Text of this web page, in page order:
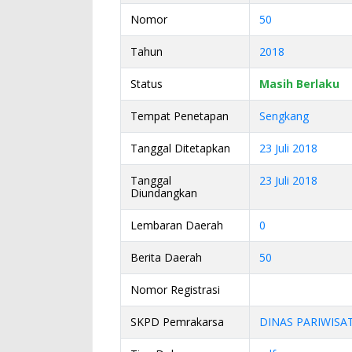
Nomor 50
Tahun 2018
Status Masih Berlaku
Tempat Penetapan Sengkang
Tanggal Ditetapkan 23 Juli 2018
Tanggal
Diundangkan
23 Juli 2018
Lembaran Daerah 0
Berita Daerah 50
Nomor Registrasi
SKPD Pemrakarsa DINAS